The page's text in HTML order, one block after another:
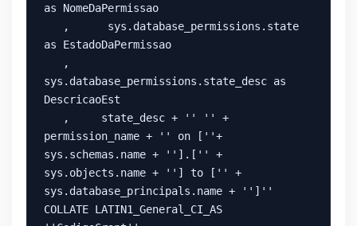
as NomeDaPermissao
as EstadoDaPermissao
sys.database_permissions.state_desc as
DescricaoEst
permission_name + '' on [''+
sys.schemas.name + ''].['' +
sys.objects.name + ''] to ['' +
sys.database_principals.name + '']''
COLLATE LATIN1_General_CI_AS